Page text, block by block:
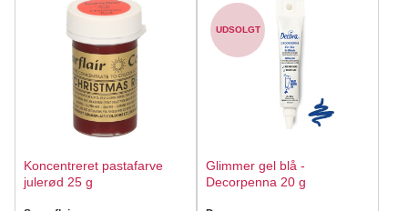
Koncentreret pastafarve
julerød 25 g
UDSOLGT
Glimmer gel blå -
Decorpenna 20 g